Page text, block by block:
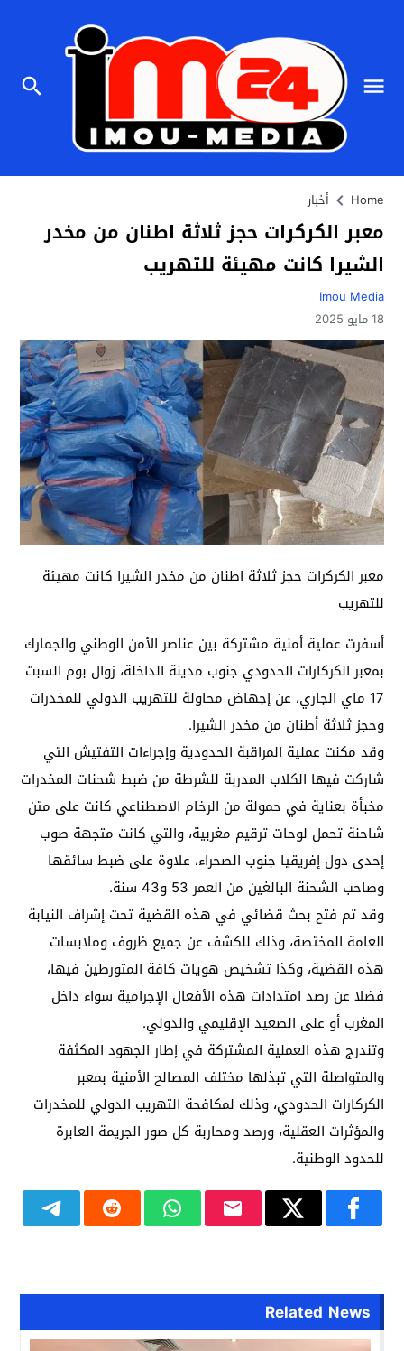
Home أخبار
معبر الكركرات حجز ثلاثة اطنان من مخدر
الشيرا كانت مهيئة للتهريب
Imou Media
18 مايو 2025
معبر الكركرات حجز ثلاثة اطنان من مخدر الشيرا كانت مهيئة
للتهريب
أسفرت عملية أمنية مشتركة بين عناصر الأمن الوطني والجمارك
بمعبر الكركارات الحدودي جنوب مدينة الداخلة، زوال بوم السبت
17 ماي الجاري، عن إجهاض محاولة للتهريب الدولي للمخدرات
وحجز ثلاثة أطنان من مخدر الشيرا.
وقد مكنت عملية المراقبة الحدودية وإجراءات التفتيش التي
شاركت فيها الكلاب المدربة للشرطة من ضبط شحنات المخدرات
مخبأة بعناية في حمولة من الرخام الاصطناعي كانت على متن
شاحنة تحمل لوحات ترقيم مغربية، والتي كانت متجهة صوب
إحدى دول إفريقيا جنوب الصحراء، علاوة على ضبط سائقها
وصاحب الشحنة البالغين من العمر 53 و43 سنة.
وقد تم فتح بحث قضائي في هذه القضية تحت إشراف النيابة
العامة المختصة، وذلك للكشف عن جميع ظروف وملابسات
هذه القضية، وكذا تشخيص هويات كافة المتورطين فيها،
فضلا عن رصد امتدادات هذه الأفعال الإجرامية سواء داخل
المغرب أو على الصعيد الإقليمي والدولي.
وتندرج هذه العملية المشتركة في إطار الجهود المكثفة
والمتواصلة التي تبذلها مختلف المصالح الأمنية بمعبر
الكركارات الحدودي، وذلك لمكافحة التهريب الدولي للمخدرات
والمؤثرات العقلية، ورصد ومحاربة كل صور الجريمة العابرة
للحدود الوطنية.
Related News